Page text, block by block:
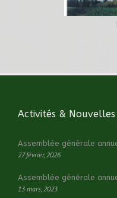
Activités & Nouvelles
Assemblée générale
27 février, 2026
Assemblée générale
13 mars, 2023